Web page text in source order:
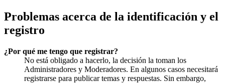
Problemas acerca de la identificación y el
registro
¿Por qué me tengo que registrar?
No está obligado a hacerlo, la decisión la toman los
Administradores y Moderadores. En algunos casos necesitará
registrarse para publicar temas y respuestas. Sin embargo,